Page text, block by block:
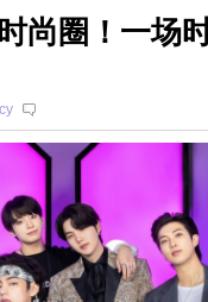
尚圈！一场